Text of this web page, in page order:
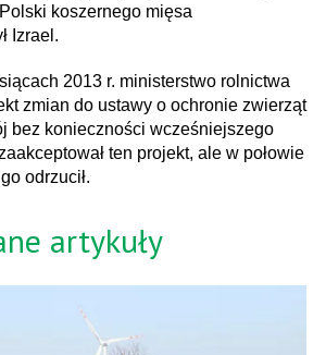
koszernego mięsa
Izrael.
2013 r. ministerstwo rolnictwa
zmian do ustawy o ochronie zwierząt
bez konieczności wcześniejszego
ten projekt, ale w połowie
odrzucił.
artykuły